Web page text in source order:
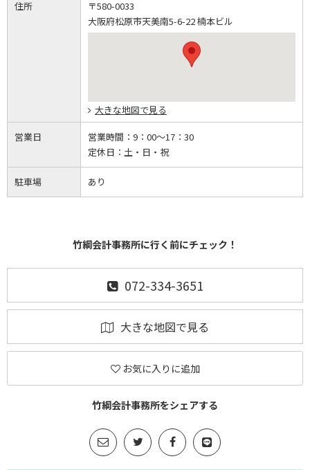
住所
〒580-0033
大阪府松原市天美南5-6-22 楠本ビル
大きな地図で見る
営業日 営業時間： 9：00～17：30
定休日： 土・日・祝
駐車場 あり
竹綱会計事務所に行く前にチェック！
072-334-3651
大きな地図で見る
お気に入りに追加
竹綱会計事務所をシェアする